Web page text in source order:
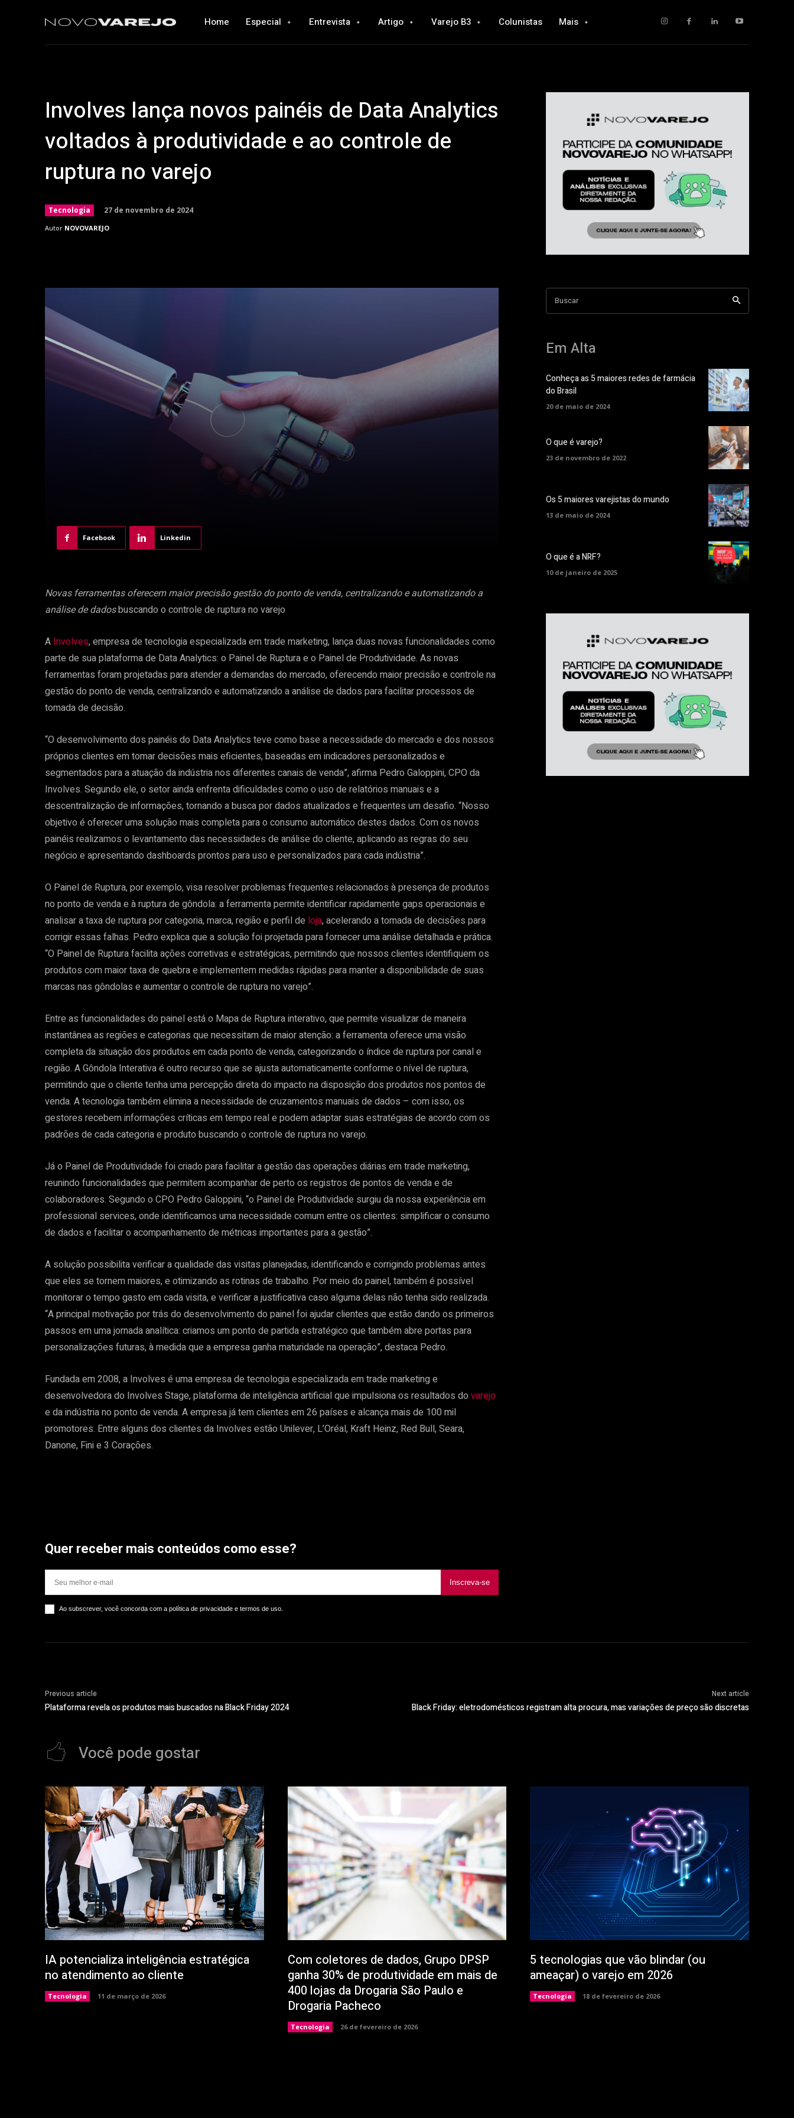
Home Especial Entrevista Artigo Varejo B3 Colunistas Mais
Involves lança novos painéis de Data Analytics
voltados à produtividade e ao controle de
ruptura no varejo
Tecnologia 27 de novembro de 2024
Autor NOVOVAREJO
Facebook Linkedin
Novas ferramentas oferecem maior precisão gestão do ponto de venda, centralizando e automatizando a
análise de dadosbuscando o controle de ruptura no varejo
A Involves, empresa de tecnologia especializada em trade marketing, lança duas novas funcionalidades como
parte de sua plataforma de Data Analytics: o Painel de Ruptura e o Painel de Produtividade. As novas
ferramentas foram projetadas para atender a demandas do mercado, oferecendo maior precisão e controle na
gestão do ponto de venda, centralizando e automatizando a análise de dados para facilitar processos de
tomada de decisão.
“O desenvolvimento dos painéis do Data Analytics teve como base a necessidade do mercado e dos nossos
próprios clientes em tomar decisões mais eficientes, baseadas em indicadores personalizados e
segmentados para a atuação da indústria nos diferentes canais de venda”, afirma Pedro Galoppini, CPO da
Involves. Segundo ele, o setor ainda enfrenta dificuldades como o uso de relatórios manuais e a
descentralização de informações, tornando a busca por dados atualizados e frequentes um desafio. “Nosso
objetivo é oferecer uma solução mais completa para o consumo automático destes dados. Com os novos
painéis realizamos o levantamento das necessidades de análise do cliente, aplicando as regras do seu
negócio e apresentando dashboards prontos para uso e personalizados para cada indústria”.
O Painel de Ruptura, por exemplo, visa resolver problemas frequentes relacionados à presença de produtos
no ponto de venda e à ruptura de gôndola: a ferramenta permite identificar rapidamente gaps operacionais e
analisar a taxa de ruptura por categoria, marca, região e perfil de loja, acelerando a tomada de decisões para
corrigir essas falhas. Pedro explica que a solução foi projetada para fornecer uma análise detalhada e prática.
“O Painel de Ruptura facilita ações corretivas e estratégicas, permitindo que nossos clientes identifiquem os
produtos com maior taxa de quebra e implementem medidas rápidas para manter a disponibilidade de suas
marcas nas gôndolas e aumentar o controle de ruptura no varejo”.
Entre as funcionalidades do painel está o Mapa de Ruptura interativo, que permite visualizar de maneira
instantânea as regiões e categorias que necessitam de maior atenção: a ferramenta oferece uma visão
completa da situação dos produtos em cada ponto de venda, categorizando o índice de ruptura por canal e
região. A Gôndola Interativa é outro recurso que se ajusta automaticamente conforme o nível de ruptura,
permitindo que o cliente tenha uma percepção direta do impacto na disposição dos produtos nos pontos de
venda. A tecnologia também elimina a necessidade de cruzamentos manuais de dados – com isso, os
gestores recebem informações críticas em tempo real e podem adaptar suas estratégias de acordo com os
padrões de cada categoria e produto buscando o controle de ruptura no varejo.
Já o Painel de Produtividade foi criado para facilitar a gestão das operações diárias em trade marketing,
reunindo funcionalidades que permitem acompanhar de perto os registros de pontos de venda e de
colaboradores. Segundo o CPO Pedro Galoppini, “o Painel de Produtividade surgiu da nossa experiência em
professional services, onde identificamos uma necessidade comum entre os clientes: simplificar o consumo
de dados e facilitar o acompanhamento de métricas importantes para a gestão”.
A solução possibilita verificar a qualidade das visitas planejadas, identificando e corrigindo problemas antes
que eles se tornem maiores, e otimizando as rotinas de trabalho. Por meio do painel, também é possível
monitorar o tempo gasto em cada visita, e verificar a justificativa caso alguma delas não tenha sido realizada.
“A principal motivação por trás do desenvolvimento do painel foi ajudar clientes que estão dando os primeiros
passos em uma jornada analítica: criamos um ponto de partida estratégico que também abre portas para
personalizações futuras, à medida que a empresa ganha maturidade na operação”, destaca Pedro.
Fundada em 2008, a Involves é uma empresa de tecnologia especializada em trade marketing e
desenvolvedora do Involves Stage, plataforma de inteligência artificial que impulsiona os resultados do varejo
e da indústria no ponto de venda. A empresa já tem clientes em 26 países e alcança mais de 100 mil
promotores. Entre alguns dos clientes da Involves estão Unilever, L’Oréal, Kraft Heinz, Red Bull, Seara,
Danone, Fini e 3 Corações.
Buscar
Em Alta
Conheça as 5 maiores redes de farmácia
do Brasil
20 de maio de 2024
O que é varejo?
23 de novembro de 2022
Os 5 maiores varejistas do mundo
13 de maio de 2024
O que é a NRF?
10 de janeiro de 2025
Quer receber mais conteúdos como esse?
Inscreva-se
Ao subscrever, você concorda com a política de privacidade e termos de uso.
Previous article
Plataforma revela os produtos mais buscados na Black Friday 2024
Next article
Black Friday: eletrodomésticos registram alta procura, mas variações de preço são discretas
Você pode gostar
IA potencializa inteligência estratégica
no atendimento ao cliente
Tecnologia 11 de março de 2026
Com coletores de dados, Grupo DPSP
ganha 30% de produtividade em mais de
400 lojas da Drogaria São Paulo e
Drogaria Pacheco
Tecnologia 26 de fevereiro de 2026
5 tecnologias que vão blindar (ou
ameaçar) o varejo em 2026
Tecnologia 18 de fevereiro de 2026